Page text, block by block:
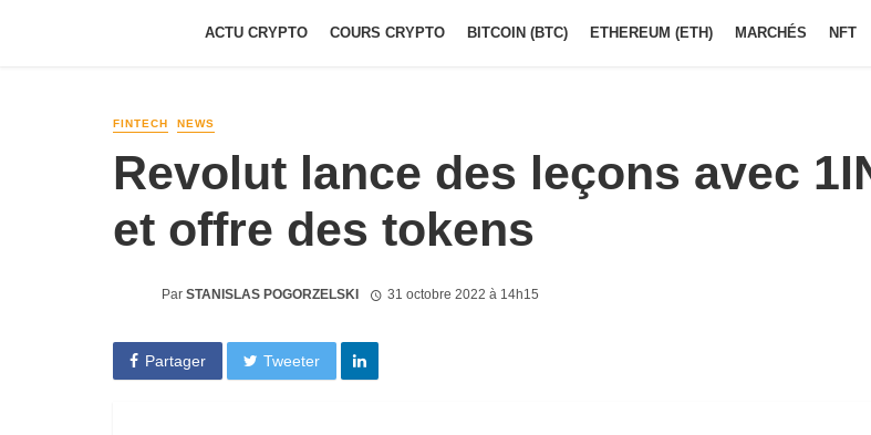
ACTU CRYPTO COURS CRYPTO BITCOIN (BTC) ETHEREUM (ETH) MARCHÉS NFT
FINTECH NEWS
Revolut lance des leçons avec
et offre des tokens
Par STANISLAS POGORZELSKI 31 octobre 2022 à 14h15
Partager Tweeter